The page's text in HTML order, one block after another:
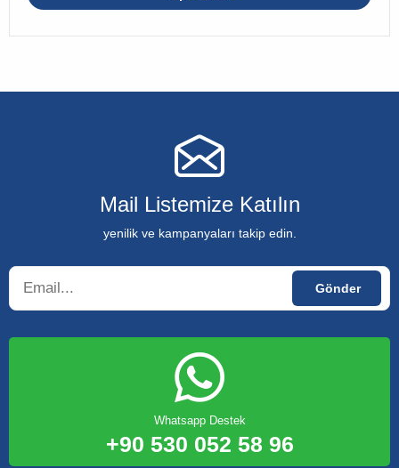
Mail Listemize Katılın
yenilik ve kampanyaları takip edin.
Whatsapp Destek
+90 530 052 58 96